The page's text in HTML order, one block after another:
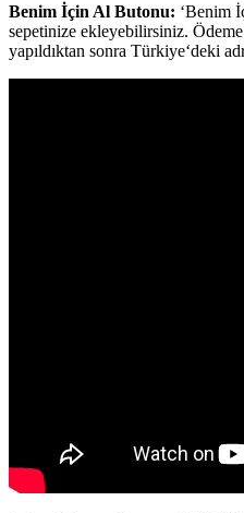
Benim İçin Al Butonu: ‘Benim
sepetinize ekleyebilirsiniz. Ödeme
yapıldıktan sonra Türkiye‘deki